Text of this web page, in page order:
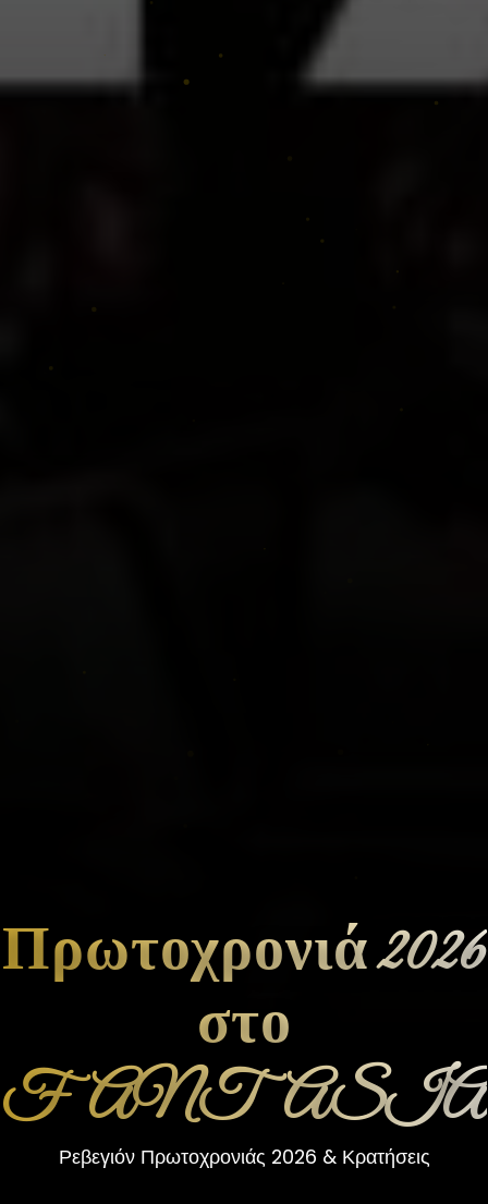
Πρωτοχρονιά 2026
στο
FANTASIA
Ρεβεγιόν Πρωτοχρονιάς 2026 & Κρατήσεις